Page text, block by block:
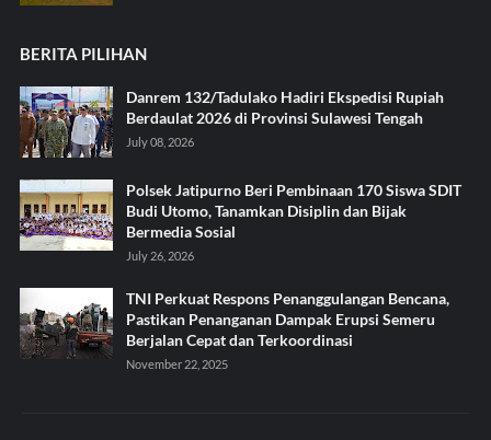
BERITA PILIHAN
Danrem 132/Tadulako Hadiri Ekspedisi Rupiah
Berdaulat 2026 di Provinsi Sulawesi Tengah
July 08, 2026
Polsek Jatipurno Beri Pembinaan 170 Siswa SDIT
Budi Utomo, Tanamkan Disiplin dan Bijak
Bermedia Sosial
July 26, 2026
TNI Perkuat Respons Penanggulangan Bencana,
Pastikan Penanganan Dampak Erupsi Semeru
Berjalan Cepat dan Terkoordinasi
November 22, 2025